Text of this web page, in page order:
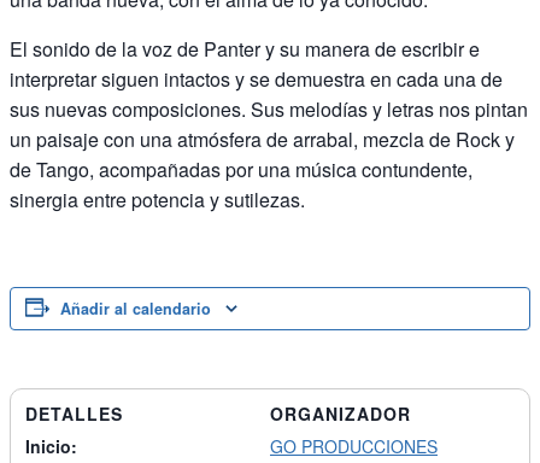
El sonido de la voz de Panter y su manera de escribir e
interpretar siguen intactos y se demuestra en cada una de
sus nuevas composiciones. Sus melodías y letras nos pintan
un paisaje con una atmósfera de arrabal, mezcla de Rock y
de Tango, acompañadas por una música contundente,
sinergia entre potencia y sutilezas.
Añadir al calendario
DETALLES
Inicio:
ORGANIZADOR
GO PRODUCCIONES